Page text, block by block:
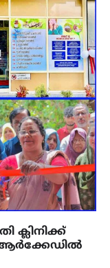
ക്ലിനിക്ക്